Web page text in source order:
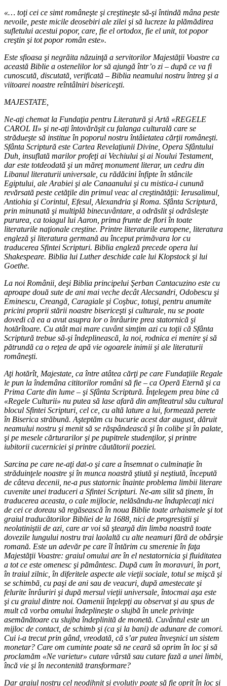
«… toţi cei ce simt româneşte şi creştineşte să-şi întindă mâna peste
nevoile, peste micile deosebiri ale zilei şi să lucreze la plămădirea
sufletului acestui popor, care, fie el ortodox, fie el unit, tot popor
creştin şi tot popor român este».
Este sfioasa şi negrăita năzuinţă a servitorilor Majestăţii Voastre ca
această Biblie a ostenelilor lor să ajungă într’o zi – după ce va fi
cunoscută, discutată, verificată – Biblia neamului nostru întreg şi a
viitoarei noastre reîntâlniri bisericeşti.
MAJESTATE,
Ne-aţi chemat la Fundaţia pentru Literatură şi Artă «REGELE
CAROL II» şi ne-aţi întovărăşit cu falanga culturală care se
strădueşte să institue în poporul nostru întâietatea cărţii româneşti.
Sfânta Scriptură este Cartea Revelaţiunii Divine, Opera Sfântului
Duh, insuflată marilor profeţi ai Vechiului şi ai Noului Testament,
dar este totdeodată şi un măreţ monument literar, un cedru din
Libanul literaturii universale, cu rădăcini înfipte în stâncile
Egiptului, ale Arabiei şi ale Canaanului şi cu mistica-i cunună
revărsată peste cetăţile din primul veac al creştinătăţii: Ierusalimul,
Antiohia şi Corintul, Efesul, Alexandria şi Roma. Sfânta Scriptură,
prin minunată şi multiplă binecuvântare, a odrăslit şi odrăsleşte
pururea, ca toiagul lui Aaron, prima frunte de flori în toate
literaturile naţionale creştine. Printre literaturile europene, literatura
engleză şi literatura germană au început primăvara lor cu
traducerea Sfintei Scripturi. Biblia engleză precede opera lui
Shakespeare. Biblia lui Luther deschide cale lui Klopstock şi lui
Goethe.
La noi Românii, deşi Biblia principelui Şerban Cantacuzino este cu
aproape două sute de ani mai veche decât Alecsandri, Odobescu şi
Eminescu, Creangă, Caragiale şi Coşbuc, totuşi, pentru anumite
pricini proprii stării noastre bisericeşti şi culturale, nu se poate
dovedi că ea a avut asupra lor o înrâurire prea statornică şi
hotărîtoare. Cu atât mai mare cuvânt simţim azi cu toţii că Sfânta
Scriptură trebue să-şi îndeplinească, la noi, rodnica ei menire şi să
pătrundă ca o reţea de apă vie ogoarele inimii şi ale literaturii
româneşti.
Aţi hotărît, Majestate, ca între atâtea cărţi pe care Fundaţiile Regale
le pun la îndemâna cititorilor români să fie – ca Operă Eternă şi ca
Prima Carte din lume – şi Sfânta Scriptură. Înţelegem prea bine că
«Regele Culturii» nu putea să lase afară din amfiteatrul său cultural
blocul Sfintei Scripturi, cel ce, cu altă lature a lui, formează perete
în Biserica străbună. Aşteptăm cu bucurie acest dar august, dăruit
neamului nostru şi menit să se răspândească şi în colibe şi în palate,
şi pe mesele cărturarilor şi pe pupitrele studenţilor, şi printre
iubitorii cucerniciei şi printre căutătorii poeziei.
Sarcina pe care ne-aţi dat-o şi care a însemnat o culminaţie în
străduinţele noastre şi în munca noastră ştiută şi neştiută, începută
de câteva decenii, ne-a pus statornic înainte problema limbii literare
cuvenite unei traduceri a Sfintei Scripturi. Ne-am silit să ţinem, în
traducerea aceasta, o cale mijlocie, nelăsăndu-ne înduplecaţi nici
de cei ce doreau să regăsească în noua Biblie toate arhaismele şi tot
graiul traducătorilor Bibliei de la 1688, nici de progresiştii şi
neolatiniştii de azi, care ar voi să şteargă din limba noastră toate
dovezile lungului nostru trai laolaltă cu alte neamuri fără de obârşie
romană. Este un adevăr pe care îl întărim cu smerenie în faţa
Majestăţii Voastre: graiul omului are în el nestatornicia şi fluiditatea
a tot ce este omenesc şi pământesc. După cum în moravuri, în port,
în traiul zilnic, în diferitele aspecte ale vieţii sociale, totul se mişcă şi
se schimbă, cu paşi de ani sau de veacuri, după amestecate şi
felurite înrâuriri şi după mersul vieţii universale, întocmai aşa este
şi cu graiul dintre noi. Oamenii înţelepţi au observat şi au spus de
mult că vorba omului îndeplineşte o slujbă în unele privinţe
asemănătoare cu slujba îndeplinită de monetă. Cuvântul este un
mijloc de contact, de schimb şi (ca şi la bani) de adunare de comori.
Cui i-a trecut prin gând, vreodată, că s’ar putea înveşnici un sistem
monetar? Care om cuminte poate să ne ceară să oprim în loc şi să
proclamăm «Ne varietur» cutare vârstă sau cutare fază a unei limbi,
încă vie şi în necontenită transformare?
Dar graiul nostru cel neodihnit şi evolutiv poate să fie oprit în loc şi